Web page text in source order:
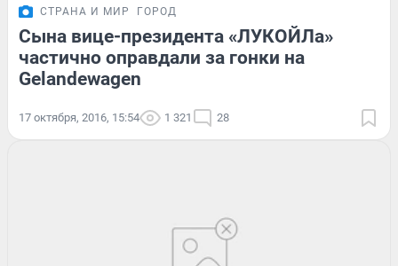
СТРАНА И МИР ГОРОД
Сына вице-президента «ЛУКОЙЛа»
частично оправдали за гонки на
Gelandewagen
17 октября, 2016, 15:54 1 321 28